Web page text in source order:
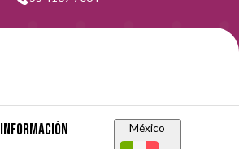
Información México